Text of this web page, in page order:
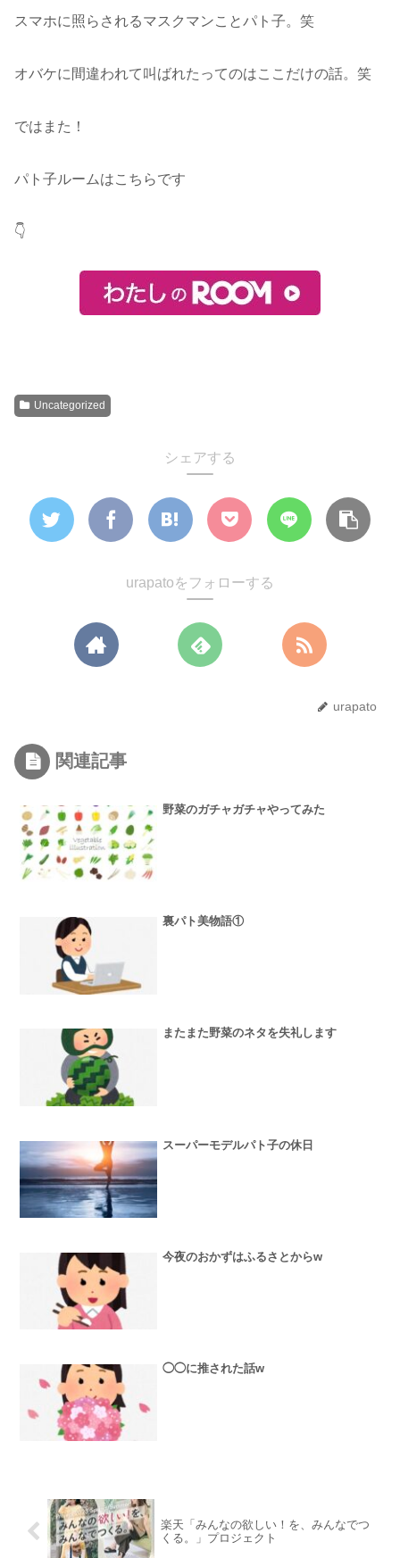
スマホに照らされるマスクマンことパト子。笑
オバケに間違われて叫ばれたってのはここだけの話。笑
ではまた！
パト子ルームはこちらです
👇
Uncategorized
シェアする
urapatoをフォローする
urapato
関連記事
野菜のガチャガチャやってみた
裏パト美物語①
またまた野菜のネタを失礼します
スーパーモデルパト子の休日
今夜のおかずはふるさとからw
◯◯に推された話w
楽天「みんなの欲しい！を、みんなでつ
くる。」プロジェクト